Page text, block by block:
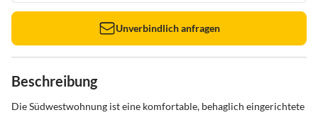
Unverbindlich anfragen
Beschreibung
Die Südwestwohnung ist eine komfortable, behaglich eingerichtete